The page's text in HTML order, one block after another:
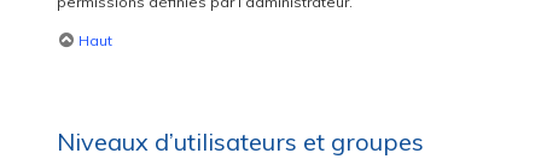
Haut
Niveaux d’utilisateurs et groupes